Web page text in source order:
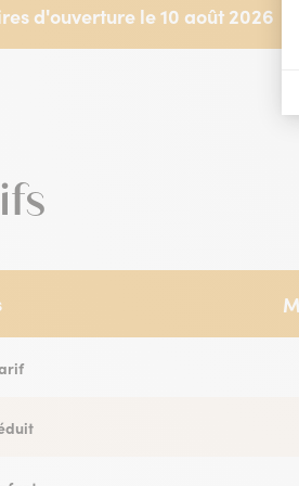
d'ouverture le 10 août 2026
d'ouverture le 24 août 2026
d'ouverture le 31 août 2026